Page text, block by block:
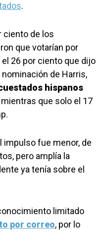
.
ciento de los
que votarían por
26 por ciento que dijo
de Harris,
hispanos
mientras que solo el 17
impulso fue menor, de
pero amplía la
ya tenía sobre el
limitado
por correo, por lo